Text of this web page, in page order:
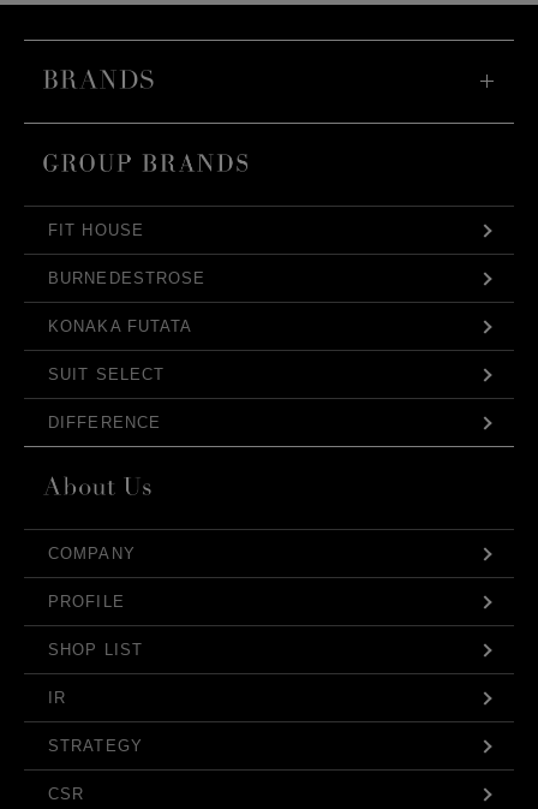
FIT HOUSE
BURNEDESTROSE
KONAKA FUTATA
SUIT SELECT
DIFFERENCE
COMPANY
PROFILE
SHOP LIST
IR
STRATEGY
CSR